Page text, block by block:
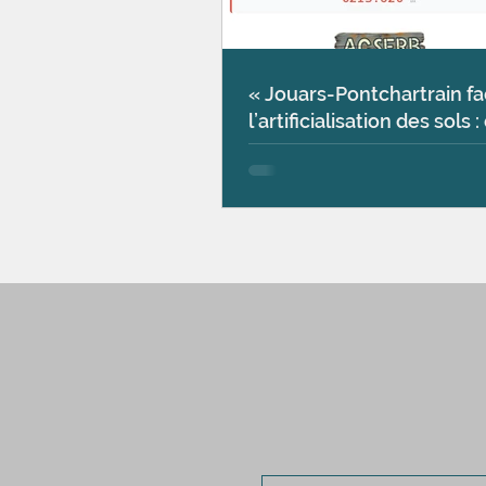
« Jouars-Pontchartrain
l’artificialisation des sols :
chiffres qui parlent »